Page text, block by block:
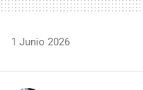
1 Junio 2026